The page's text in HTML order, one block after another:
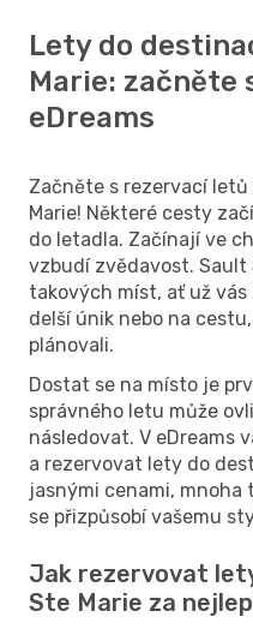
Lety do
Marie: začněte
eDreams
Začněte s rezervací
Marie! Některé cesty
do letadla. Začínají ve
vzbudí zvědavost. Sault
takových míst, ať už
delší únik nebo na
plánovali.
Dostat se na místo je
správného letu může
následovat. V eDreams
a rezervovat lety do
jasnými cenami, mnoha
se přizpůsobí vašemu
Jak rezervovat
Ste Marie za